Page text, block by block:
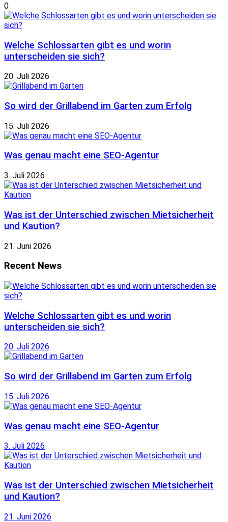
0
Welche Schlossarten gibt es und worin
unterscheiden sie sich?
20. Juli 2026
So wird der Grillabend im Garten zum Erfolg
15. Juli 2026
Was genau macht eine SEO-Agentur
3. Juli 2026
Was ist der Unterschied zwischen Mietsicherheit
und Kaution?
21. Juni 2026
Recent News
Welche Schlossarten gibt es und worin
unterscheiden sie sich?
20. Juli 2026
So wird der Grillabend im Garten zum Erfolg
15. Juli 2026
Was genau macht eine SEO-Agentur
3. Juli 2026
Was ist der Unterschied zwischen Mietsicherheit
und Kaution?
21. Juni 2026